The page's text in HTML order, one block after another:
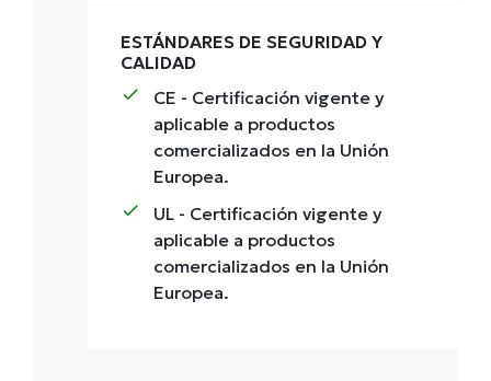
ESTÁNDARES DE SEGURIDAD Y
CALIDAD
check CE - Certificación vigente y
aplicable a productos
comercializados en la Unión
Europea.
check UL - Certificación vigente y
aplicable a productos
comercializados en la Unión
Europea.